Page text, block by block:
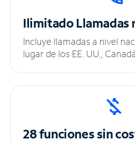
IlimitadoLlamadas
Incluye llamadas a nivel
lugar de los EE. UU.,
28 funciones sin